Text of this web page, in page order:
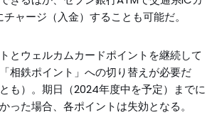
ャージ（入金）することも可能だ。
とウェルカムカードポイントを継続して
相鉄ポイント」への切り替えが必要だ
も）。期日（2024年度中を予定）までに
った場合、各ポイントは失効となる。